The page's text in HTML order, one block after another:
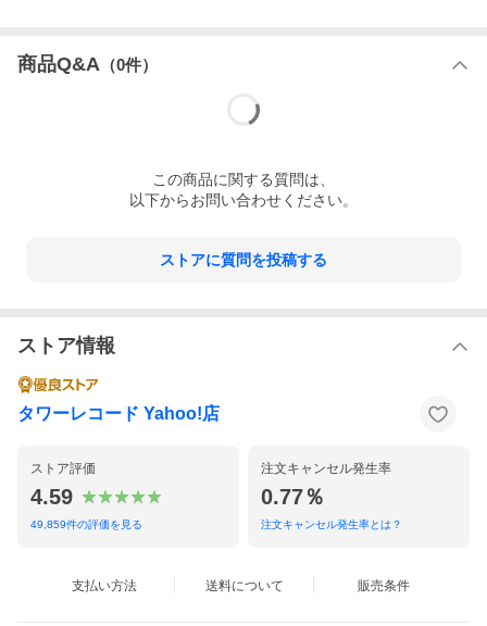
商品Q&A （0件）
この商品に関する質問は、
以下からお問い合わせください。
ストアに質問を投稿する
ストア情報
タワーレコード Yahoo!店
ストア評価
4.59
49,859件の評価を見る
注文キャンセル発生率
0.77％
注文キャンセル発生率とは？
支払い方法 送料について 販売条件